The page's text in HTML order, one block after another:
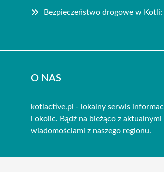
Bezpieczeństwo drogowe w
O NAS
kotlactive.pl - lokalny serwis
i okolic. Bądź na bieżąco z aktualnymi
wiadomościami z naszego regionu.